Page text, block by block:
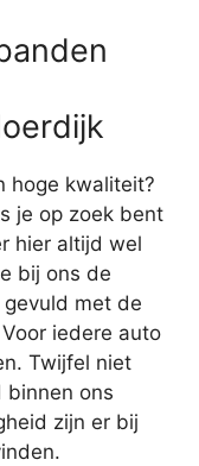
hoge kwaliteit?
je op zoek bent
hier altijd wel
bij ons de
met de
iedere auto
Twijfel niet
binnen ons
zijn er bij